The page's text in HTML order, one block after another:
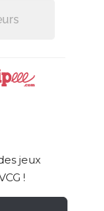
jeux
!